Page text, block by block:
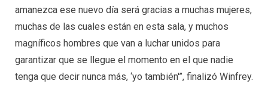
amanezca ese nuevo día será gracias a muchas mujeres,
muchas de las cuales están en esta sala, y muchos
magníficos hombres que van a luchar unidos para
garantizar que se llegue el momento en el que nadie
tenga que decir nunca más, ‘yo también'”, finalizó Winfrey.